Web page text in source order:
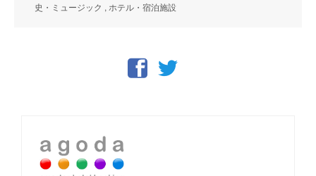
史・ミュージック , ホテル・宿泊施設